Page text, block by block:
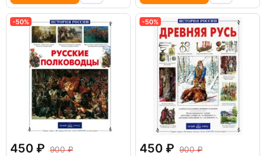
-50%
450
900
-50%
450
900